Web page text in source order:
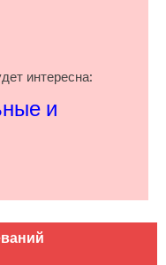
интересна:
и